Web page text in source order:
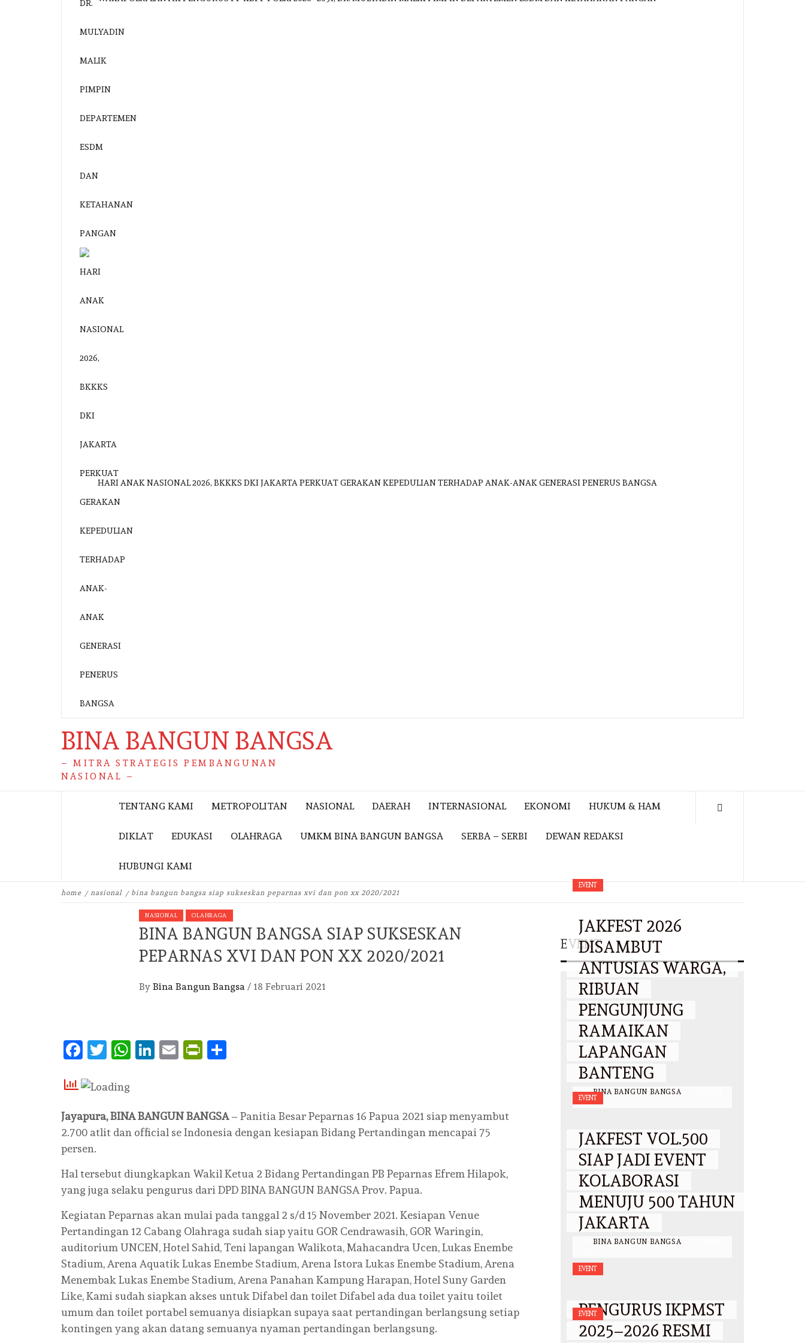
HARI ANAK NASIONAL 2026, BKKKS DKI JAKARTA PERKUAT GERAKAN KEPEDULIAN TERHADAP ANAK-ANAK GENERASI PENERUS BANGSA
BINA BANGUN BANGSA
– MITRA STRATEGIS PEMBANGUNAN
NASIONAL –
TENTANG KAMI METROPOLITAN NASIONAL DAERAH INTERNASIONAL EKONOMI HUKUM & HAM
DIKLAT EDUKASI OLAHRAGA UMKM BINA BANGUN BANGSA SERBA – SERBI DEWAN REDAKSI
HUBUNGI KAMI
home nasional bina bangun bangsa siap sukseskan peparnas xvi dan pon xx 2020/2021
NASIONAL OLAHRAGA
BINA BANGUN BANGSA SIAP SUKSESKAN
PEPARNAS XVI DAN PON XX 2020/2021
By Bina Bangun Bangsa / 18 Februari 2021
Facebook
Twitter
WhatsApp
LinkedIn
EmailPrintFriendly
Jayapura, BINA BANGUN BANGSA– Panitia Besar Peparnas 16 Papua 2021 siap menyambut
2.700 atlit dan official se Indonesia dengan kesiapan Bidang Pertandingan mencapai 75
persen.
Hal tersebut diungkapkan Wakil Ketua 2 Bidang Pertandingan PB Peparnas Efrem Hilapok,
yang juga selaku pengurus dari DPD BINA BANGUN BANGSA Prov. Papua.
Kegiatan Peparnas akan mulai pada tanggal 2 s/d 15 November 2021. Kesiapan Venue
Pertandingan 12 Cabang Olahraga sudah siap yaitu GOR Cendrawasih, GOR Waringin,
auditorium UNCEN, Hotel Sahid, Teni lapangan Walikota, Mahacandra Ucen, Lukas Enembe
Stadium, Arena Aquatik Lukas Enembe Stadium, Arena Istora Lukas Enembe Stadium, Arena
Menembak Lukas Enembe Stadium, Arena Panahan Kampung Harapan, Hotel Suny Garden
Like, Kami sudah siapkan akses untuk Difabel dan toilet Difabel ada dua toilet yaitu toilet
umum dan toilet portabel semuanya disiapkan supaya saat pertandingan berlangsung setiap
kontingen yang akan datang semuanya nyaman pertandingan berlangsung.
EVENT
EVENT
JAKFEST 2026
DISAMBUT
ANTUSIAS WARGA,
RIBUAN
PENGUNJUNG
RAMAIKAN
LAPANGAN
BANTENG
BY BINA BANGUN BANGSA
2026
EVENT
JAKFEST VOL.500
SIAP JADI EVENT
KOLABORASI
MENUJU 500 TAHUN
JAKARTA
BINA BANGUN BANGSA
EVENT
PENGURUS IKPMST
2025–2026 RESMI
EVENT